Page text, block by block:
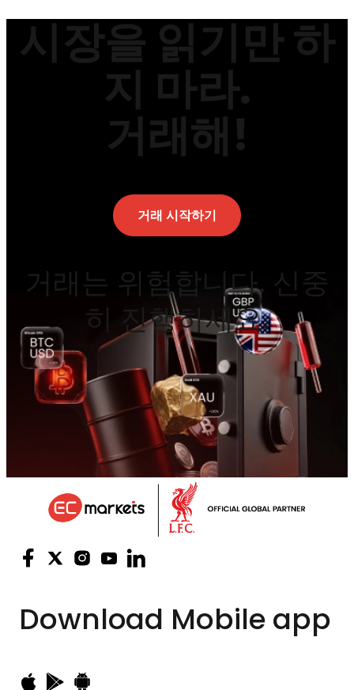
시장을 읽기만 하
지 마라.
거래해!
거래 시작하기
거래는 위험합니다. 신중
히 진행하세요.
Download Mobile app